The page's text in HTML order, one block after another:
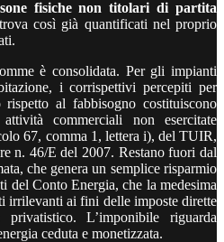
fisiche non titolari di partita
così già quantificati nel proprio
è consolidata. Per gli impianti
i corrispettivi percepiti per
rispetto al fabbisogno costituiscono
commerciali non esercitate
67, comma 1, lettera i), del TUIR,
n. 46/E del 2007. Restano fuori dal
che genera un semplice risparmio
del Conto Energia, che la medesima
irrilevanti ai fini delle imposte dirette
L’imponibile riguarda
ceduta e monetizzata.